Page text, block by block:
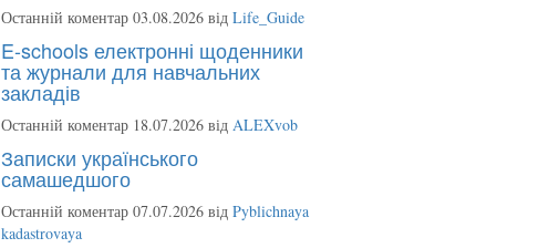
Останній коментар 03.08.2026 від Life_Guide
E-schools електронні щоденники
та журнали для навчальних
закладів
Останній коментар 18.07.2026 від ALEXvob
Записки українського
самашедшого
Останній коментар 07.07.2026 від Pyblichnaya
kadastrovaya